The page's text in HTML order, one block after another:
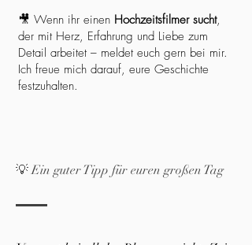
🎥 Wenn ihr einen Hochzeitsfilmer sucht,
der mit Herz, Erfahrung und Liebe zum
Detail arbeitet – meldet euch gern bei mir.
Ich freue mich darauf, eure Geschichte
festzuhalten.
💡 Ein guter Tipp für euren großen Tag